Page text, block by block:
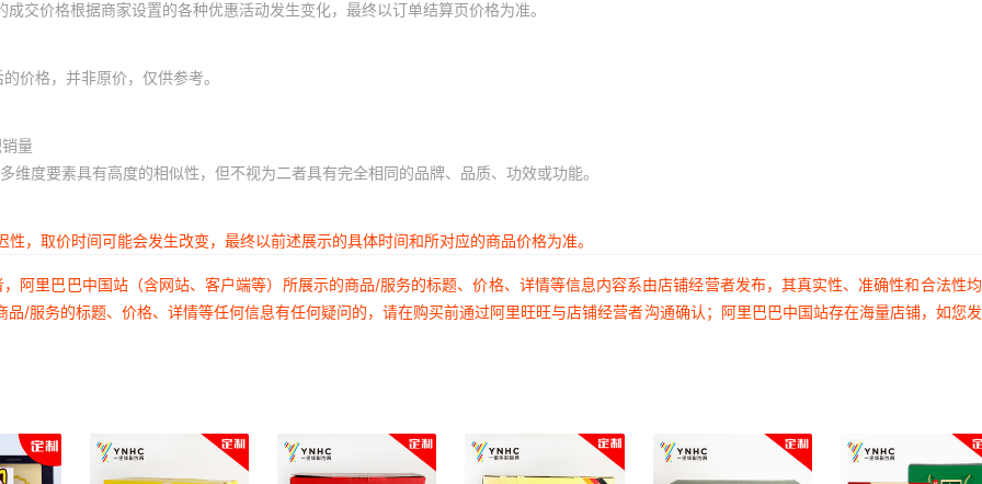
交价格根据商家设置的各种优惠活动发生变化，最终以订单结算页价格为准。
价格，并非原价，仅供参考。
量
度要素具有高度的相似性，但不视为二者具有完全相同的品牌、品质、功效或功能。
，取价时间可能会发生改变，最终以前述展示的具体时间和所对应的商品价格为准。
阿里巴巴中国站（含网站、客户端等）所展示的商品/服务的标题、价格、详情等信息内容系由店铺经营者发布，其真实性、准确性和合法性
/服务的标题、价格、详情等任何信息有任何疑问的，请在购买前通过阿里旺旺与店铺经营者沟通确认；阿里巴巴中国站存在海量店铺，如您